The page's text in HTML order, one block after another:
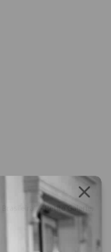
- Petite Galerie,